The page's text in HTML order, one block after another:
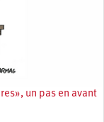
un pas en avant